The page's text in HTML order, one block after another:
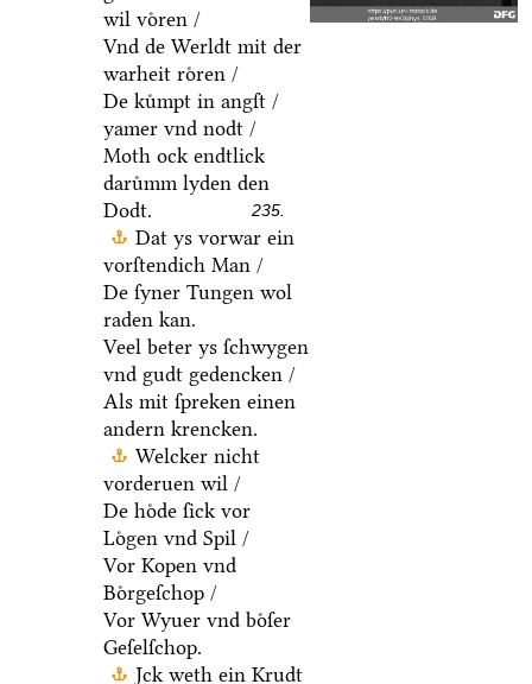
wil voͤren /
Vnd de Werldt mit der
warheit roͤren /
De kuͤmpt in angſt /
yamer vnd nodt /
Moth ock endtlick
daruͤmm lyden den
Dodt.
235.
Dat ys vorwar ein
vorſtendich Man /
De ſyner Tungen wol
raden kan.
Veel beter ys ſchwygen
vnd gudt gedencken /
Als mit ſpreken einen
andern krencken.
Welcker nicht
vorderuen wil /
De hoͤde ſick vor
Loͤgen vnd Spil /
Vor Kopen vnd
Boͤrgeſchop /
Vor Wyuer vnd boͤſer
Geſelſchop.
Jck weth ein Krudt